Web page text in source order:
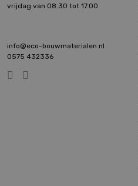
vrijdag van 08.30 tot 17.00
info@eco-bouwmaterialen.nl
0575 432336